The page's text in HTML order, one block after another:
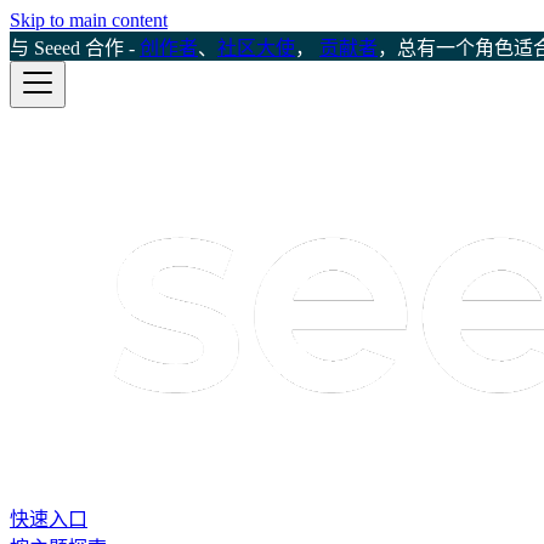
Skip to main content
与 Seeed 合作 - 创作者、 社区大使， 贡献者，总有一个角色适
快速入口